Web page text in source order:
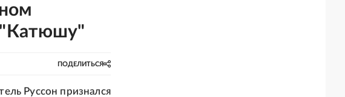
"Катюшу"
ПОДЕЛИТЬСЯ
Руссон признался